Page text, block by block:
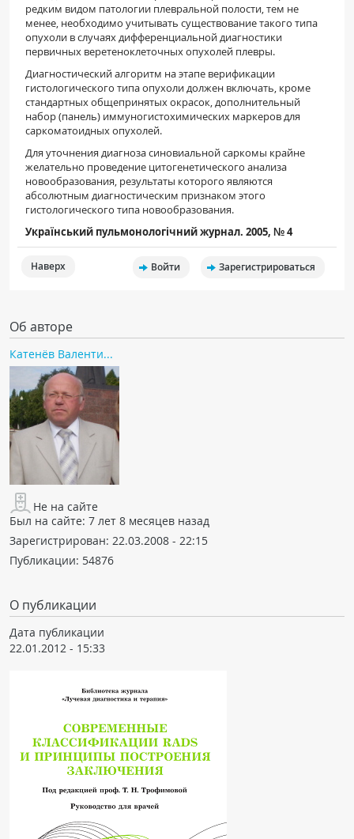
редким видом патологии плевральной полости, тем не
менее, необходимо учитывать существование такого типа
опухоли в случаях дифференциальной диагностики
первичных веретеноклеточных опухолей плевры.
Диагностический алгоритм на этапе верификации
гистологического типа опухоли должен включать, кроме
стандартных общепринятых окрасок, дополнительный
набор (панель) иммуногистохимических маркеров для
саркоматоидных опухолей.
Для уточнения диагноза синовиальной саркомы крайне
желательно проведение цитогенетического анализа
новообразования, результаты которого являются
абсолютным диагностическим признаком этого
гистологического типа новообразования.
Український пульмонологічний журнал. 2005, № 4
Наверх Войти Зарегистрироваться
Об авторе
Катенёв Валенти...
Не на сайте
Был на сайте: 7 лет 8 месяцев назад
Зарегистрирован: 22.03.2008 - 22:15
Публикации: 54876
О публикации
Дата публикации
22.01.2012 - 15:33